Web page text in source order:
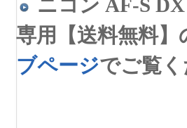
ニコン AF-S
専用【送料無料
ブページでご覧